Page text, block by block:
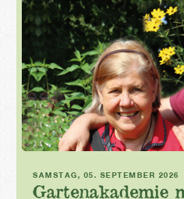
SAMSTAG, 05. SEPTEMBER 2026
Gartenakademie